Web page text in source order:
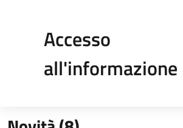
Accesso
all'informazione